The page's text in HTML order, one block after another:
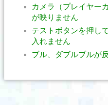
カメラ（プレイヤー
が映りません
テストボタンを押し
入れません
ブル、ダブルブルが